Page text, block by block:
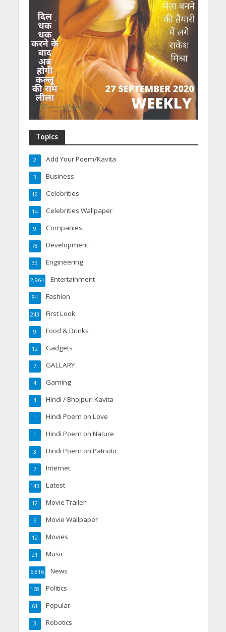
Topics
Add Your Poem/Kavita
2
Business
3
Celebrities
12
Celebrities Wallpaper
14
Companies
9
Development
78
Engineering
33
Entertainment
2,964
Fashion
84
First Look
243
Food & Drinks
9
Gadgets
12
GALLARY
7
Gaming
4
Hindi / Bhojpuri Kavita
4
Hindi Poem on Love
1
Hindi Poem on Nature
1
Hindi Poem on Patriotic
3
Internet
7
Latest
143
Movie Trailer
12
Movie Wallpaper
6
Movies
12
Music
21
News
6,816
Politics
168
Popular
61
Robotics
3